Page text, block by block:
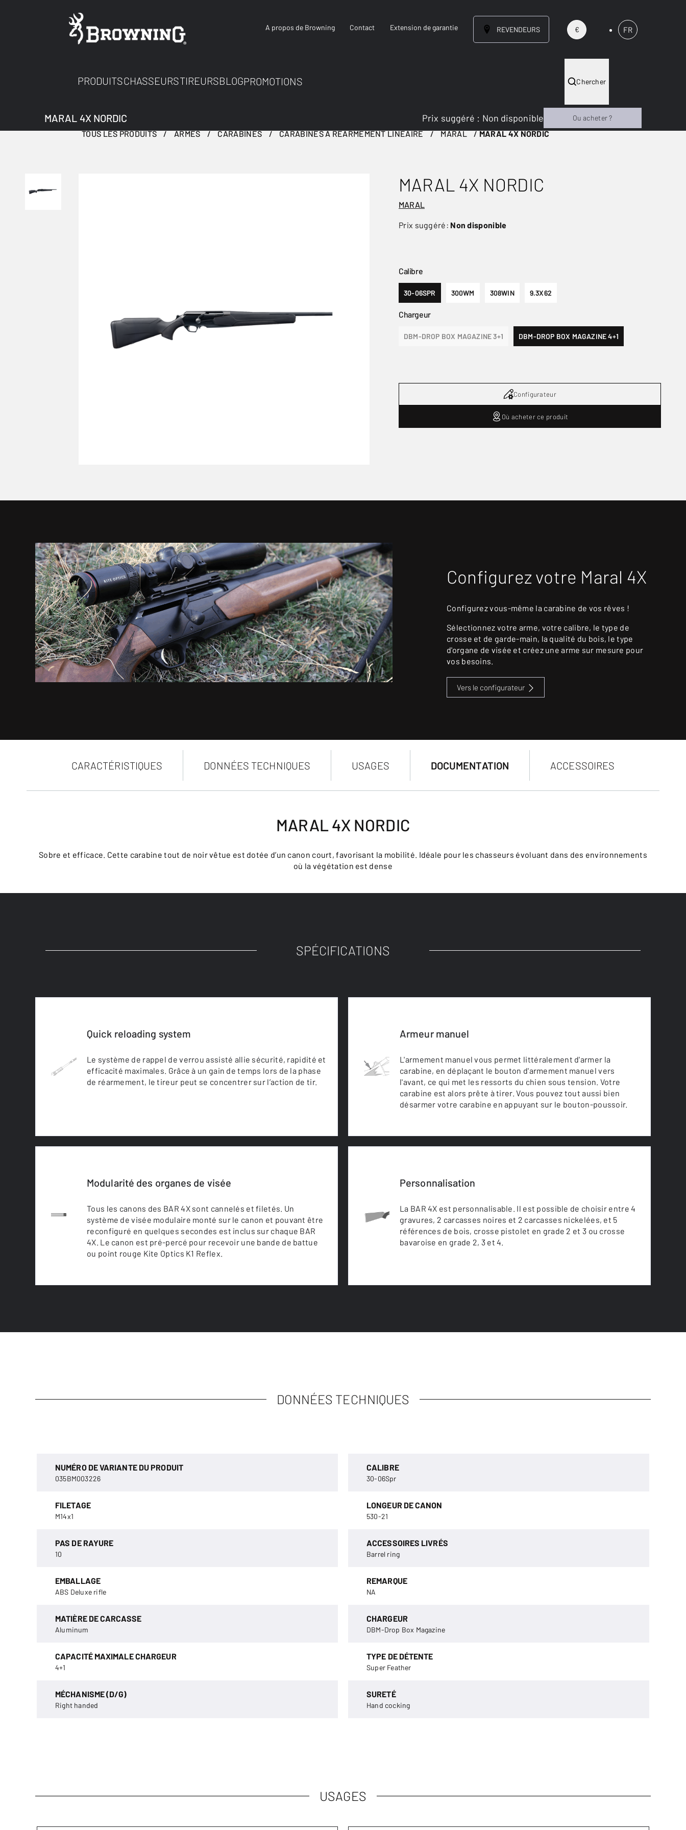
A propos de Browning Contact Extension de garantie REVENDEURS € FR
PRODUITSCHASSEURSTIREURSBLOGPROMOTIONS Chercher
TOUS LES PRODUITS ARMES CARABINES CARABINES À RÉARMEMENT LINÉAIRE MARAL MARAL 4X NORDIC
MARAL 4X NORDIC
MARAL
Prix suggéré: Non disponible
Calibre
30-06SPR 300WM 308WIN 9.3X62
Chargeur
DBM-DROP BOX MAGAZINE 3+1 DBM-DROP BOX MAGAZINE 4+1
MARAL 4X NORDIC Prix suggéré : Non disponible Ou acheter ?
Configurateur
Où acheter ce produit
Configurez votre Maral 4X
Configurez vous-même la carabine de vos rêves !
Sélectionnez votre arme, votre calibre, le type de
crosse et de garde-main, la qualité du bois, le type
d'organe de visée et créez une arme sur mesure pour
vos besoins.
Vers le configurateur
CARACTÉRISTIQUES DONNÉES TECHNIQUES USAGES DOCUMENTATION ACCESSOIRES
MARAL 4X NORDIC
Sobre et efficace. Cette carabine tout de noir vêtue est dotée d’un canon court, favorisant la mobilité. Idéale pour les chasseurs évoluant dans des environnements
où la végétation est dense
SPÉCIFICATIONS
Quick reloading system
Le système de rappel de verrou assisté allie sécurité, rapidité et
efficacité maximales. Grâce à un gain de temps lors de la phase
de réarmement, le tireur peut se concentrer sur l’action de tir.
Armeur manuel
L'armement manuel vous permet littéralement d'armer la
carabine, en déplaçant le bouton d'armement manuel vers
l'avant, ce qui met les ressorts du chien sous tension. Votre
carabine est alors prête à tirer. Vous pouvez tout aussi bien
désarmer votre carabine en appuyant sur le bouton-poussoir.
Modularité des organes de visée
Tous les canons des BAR 4X sont cannelés et filetés. Un
système de visée modulaire monté sur le canon et pouvant être
reconfiguré en quelques secondes est inclus sur chaque BAR
4X. Le canon est pré-percé pour recevoir une bande de battue
ou point rouge Kite Optics K1 Reflex.
Personnalisation
La BAR 4X est personnalisable. Il est possible de choisir entre 4
gravures, 2 carcasses noires et 2 carcasses nickelées, et 5
références de bois, crosse pistolet en grade 2 et 3 ou crosse
bavaroise en grade 2, 3 et 4.
DONNÉES TECHNIQUES
NUMÉRO DE VARIANTE DU PRODUIT
035BM003226
CALIBRE
30-06Spr
FILETAGE
M14x1
LONGEUR DE CANON
530-21
PAS DE RAYURE
10
ACCESSOIRES LIVRÉS
Barrel ring
EMBALLAGE
ABS Deluxe rifle
REMARQUE
NA
MATIÈRE DE CARCASSE
Aluminum
CHARGEUR
DBM-Drop Box Magazine
CAPACITÉ MAXIMALE CHARGEUR
4+1
TYPE DE DÉTENTE
Super Feather
MÉCHANISME (D/G)
Right handed
SURETÉ
Hand cocking
USAGES